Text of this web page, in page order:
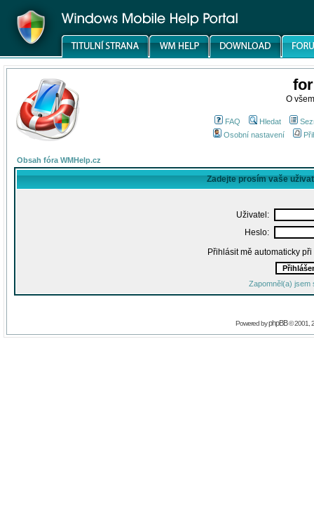
O
FAQ Hledat
Osobní nastavení
Obsah fóra WMHelp.cz
Zadejte prosím vaše
Uživatel:
Heslo:
Přihlásit mě automaticky
Zapomněl(a) jsem
Powered byphpBB© 2001,